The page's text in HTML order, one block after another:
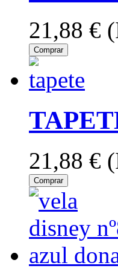
21,88 €
Comprar
21,88 €
Comprar